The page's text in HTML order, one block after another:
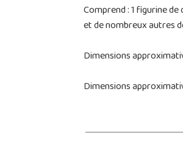
Comprend : 1 figurine
et de nombreux autres
Dimensions
Dimensions